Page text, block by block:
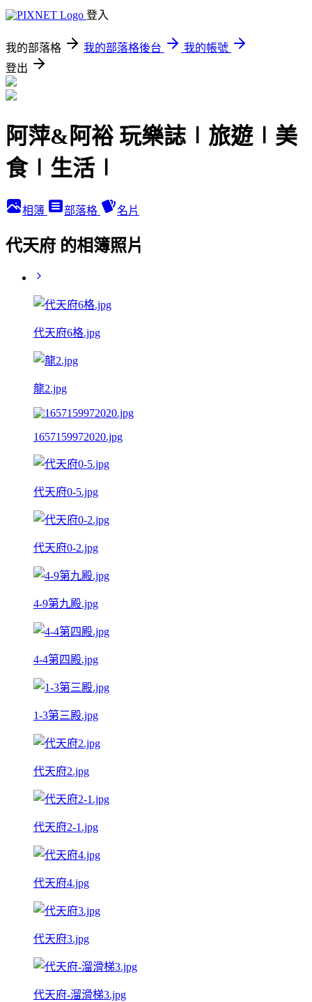
登入
我的部落格 我的部落格後台
我的帳號
登出
阿萍&阿裕 玩樂誌∣旅遊∣美
食∣生活∣
相簿 部落格 名片
代天府 的相簿照片
代天府6格.jpg
龍2.jpg
1657159972020.jpg
代天府0-5.jpg
代天府0-2.jpg
4-9第九殿.jpg
4-4第四殿.jpg
1-3第三殿.jpg
代天府2.jpg
代天府2-1.jpg
代天府4.jpg
代天府3.jpg
代天府-溜滑梯3.jpg